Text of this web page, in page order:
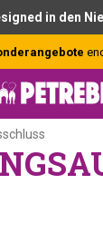
in den